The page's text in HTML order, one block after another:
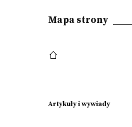
Mapa strony
Artykuły i wywiady